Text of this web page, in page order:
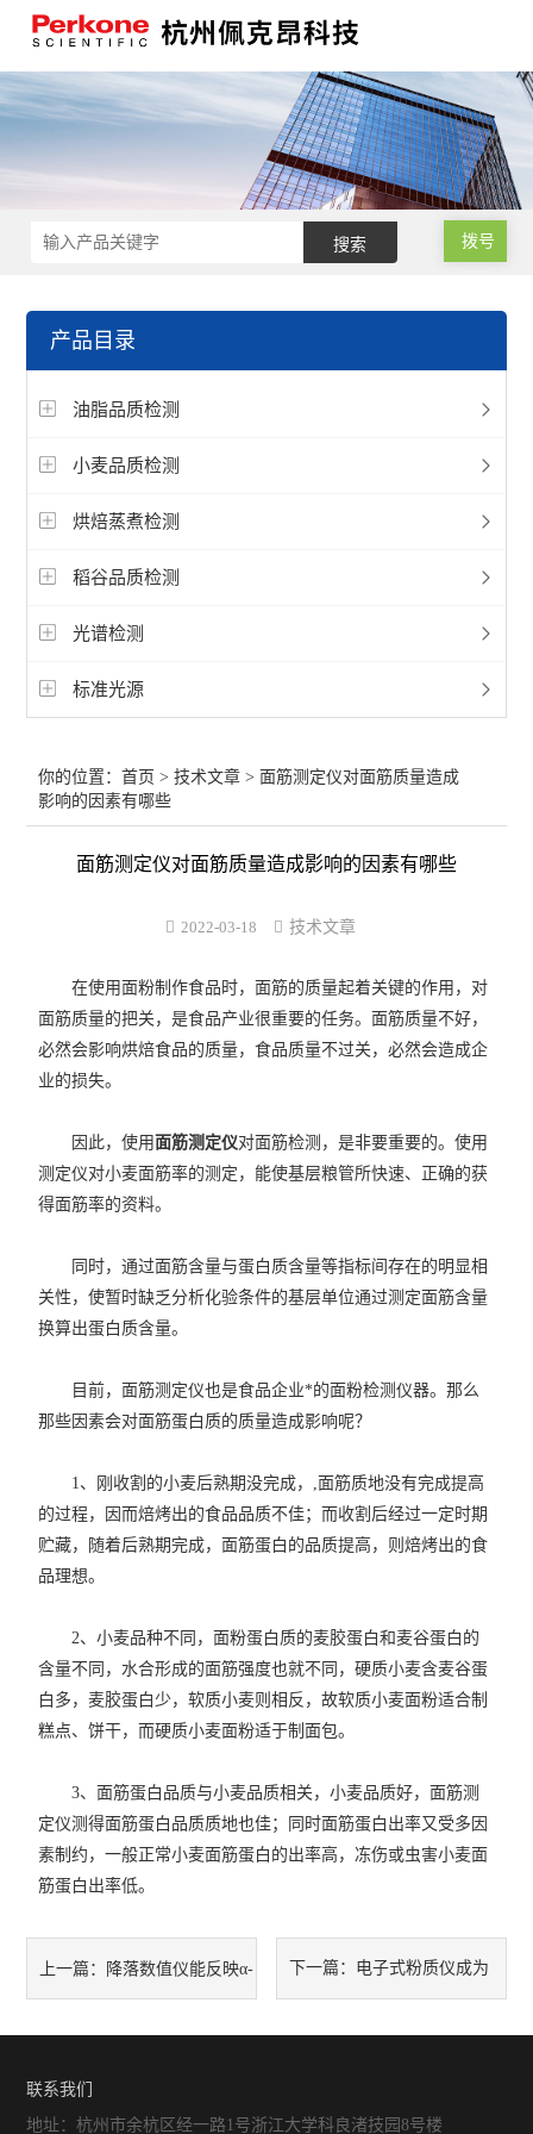
拨号
产品目录
油脂品质检测
小麦品质检测
烘焙蒸煮检测
稻谷品质检测
光谱检测
标准光源
你的位置：首页 >技术文章 > 面筋测定仪对面筋质量造成
影响的因素有哪些
面筋测定仪对面筋质量造成影响的因素有哪些
2022-03-18 技术文章
在使用面粉制作食品时，面筋的质量起着关键的作用，对
面筋质量的把关，是食品产业很重要的任务。面筋质量不好，
必然会影响烘焙食品的质量，食品质量不过关，必然会造成企
业的损失。
因此，使用 面筋测定仪对面筋检测，是非要重要的。使用
测定仪对小麦面筋率的测定，能使基层粮管所快速、正确的获
得面筋率的资料。
同时，通过面筋含量与蛋白质含量等指标间存在的明显相
关性，使暂时缺乏分析化验条件的基层单位通过测定面筋含量
换算出蛋白质含量。
目前，面筋测定仪也是食品企业*的面粉检测仪器。那么
那些因素会对面筋蛋白质的质量造成影响呢？
1、刚收割的小麦后熟期没完成，,面筋质地没有完成提高
的过程，因而焙烤出的食品品质不佳；而收割后经过一定时期
贮藏，随着后熟期完成，面筋蛋白的品质提高，则焙烤出的食
品理想。
2、小麦品种不同，面粉蛋白质的麦胶蛋白和麦谷蛋白的
含量不同，水合形成的面筋强度也就不同，硬质小麦含麦谷蛋
白多，麦胶蛋白少，软质小麦则相反，故软质小麦面粉适合制
糕点、饼干，而硬质小麦面粉适于制面包。
3、面筋蛋白品质与小麦品质相关，小麦品质好，面筋测
定仪测得面筋蛋白品质质地也佳；同时面筋蛋白出率又受多因
素制约，一般正常小麦面筋蛋白的出率高，冻伤或虫害小麦面
筋蛋白出率低。
上一篇： 降落数值仪能反映α- 下一篇： 电子式粉质仪成为
联系我们
地址：杭州市余杭区经一路1号浙江大学科良渚技园8号楼